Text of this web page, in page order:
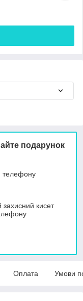
подарунок
телефону
захисний кисет
Оплата Умови